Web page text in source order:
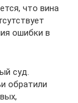
что вина
ошибки в
суд.
обратили